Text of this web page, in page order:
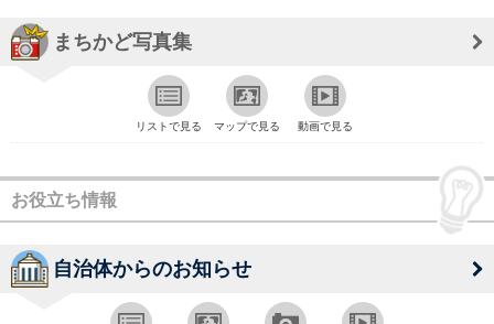
まちかど写真集
リストで見る マップで見る 動画で見る
お役立ち情報
自治体からのお知らせ